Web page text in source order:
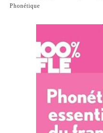
Phonétique